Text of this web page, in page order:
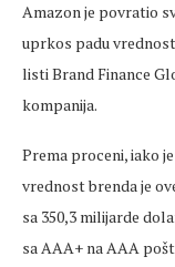
Amazon je povratio
uprkos padu
listi Brand Finance
kompanija.
Prema proceni, iako
vrednost brenda je
sa 350,3 milijarde
sa AAA+ na AAA